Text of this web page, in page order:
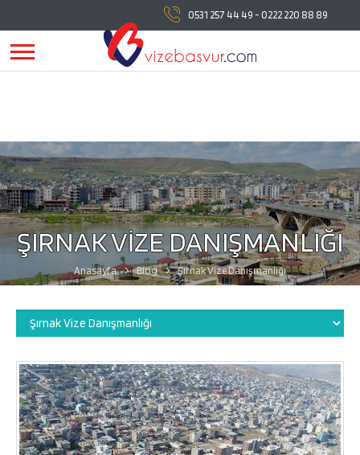
tüm vize başvuru işlemlerinde
yanınızda!vizebasvur.comgünümüzün sürekli değişen
koşullarına uygun olarak farklı alanlarda hizmet vermeye,
hizmetlerine yeni konular eklemeye devam ediyor.
0531 257 44 49 - 0222 220 88 89
ŞIRNAK VİZE DANIŞMANLIĞI
Anasayfa Blog Şırnak Vize Danışmanlığı